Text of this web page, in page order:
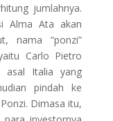
jumlahnya.
Alma Ata akan
nama “ponzi”
Carlo Pietro
asal Italia yang
pindah ke
Dimasa itu,